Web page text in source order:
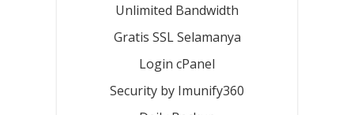
Unlimited Bandwidth
Gratis SSL Selamanya
Login cPanel
Security by Imunify360